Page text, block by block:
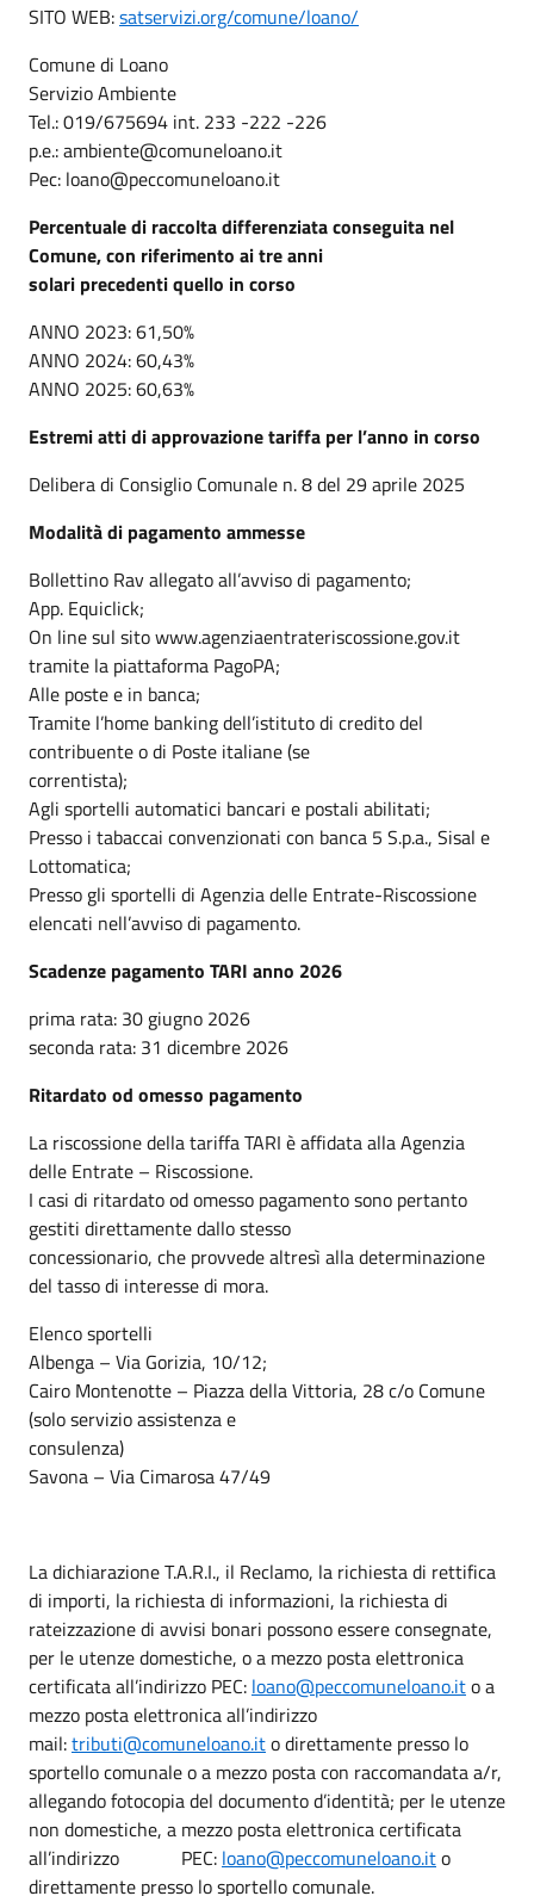
SITO WEB:satservizi.org/comune/loano/
Comune di Loano
Servizio Ambiente
Tel.: 019/675694 int. 233 -222 -226
p.e.: ambiente@comuneloano.it
Pec: loano@peccomuneloano.it
Percentuale di raccolta differenziata conseguita nel
Comune, con riferimento ai tre anni
solari precedenti quello in corso
ANNO 2023: 61,50%
ANNO 2024: 60,43%
ANNO 2025: 60,63%
Estremi atti di approvazione tariffa per l’anno in corso
Delibera di Consiglio Comunale n. 8 del 29 aprile 2025
Modalità di pagamento ammesse
Bollettino Rav allegato all’avviso di pagamento;
App. Equiclick;
On line sul sito www.agenziaentrateriscossione.gov.it
tramite la piattaforma PagoPA;
Alle poste e in banca;
Tramite l’home banking dell’istituto di credito del
contribuente o di Poste italiane (se
correntista);
Agli sportelli automatici bancari e postali abilitati;
Presso i tabaccai convenzionati con banca 5 S.p.a., Sisal e
Lottomatica;
Presso gli sportelli di Agenzia delle Entrate-Riscossione
elencati nell’avviso di pagamento.
Scadenze pagamento TARI anno 2026
prima rata: 30 giugno 2026
seconda rata: 31 dicembre 2026
Ritardato od omesso pagamento
La riscossione della tariffa TARI è affidata alla Agenzia
delle Entrate – Riscossione.
I casi di ritardato od omesso pagamento sono pertanto
gestiti direttamente dallo stesso
concessionario, che provvede altresì alla determinazione
del tasso di interesse di mora.
Elenco sportelli
Albenga – Via Gorizia, 10/12;
Cairo Montenotte – Piazza della Vittoria, 28 c/o Comune
(solo servizio assistenza e
consulenza)
Savona – Via Cimarosa 47/49
La dichiarazione T.A.R.I., il Reclamo, la richiesta di rettifica
di importi, la richiesta di informazioni, la richiesta di
rateizzazione di avvisi bonari possono essere consegnate,
per le utenze domestiche, o a mezzo posta elettronica
certificata all’indirizzo PEC: loano@peccomuneloano.ito a
mezzo posta elettronica all’indirizzo
mail:tributi@comuneloano.ito direttamente presso lo
sportello comunale o a mezzo posta con raccomandata a/r,
allegando fotocopia del documento d’identità; per le utenze
non domestiche, a mezzo posta elettronica certificata
all’indirizzo PEC: loano@peccomuneloano.ito
direttamente presso lo sportello comunale.